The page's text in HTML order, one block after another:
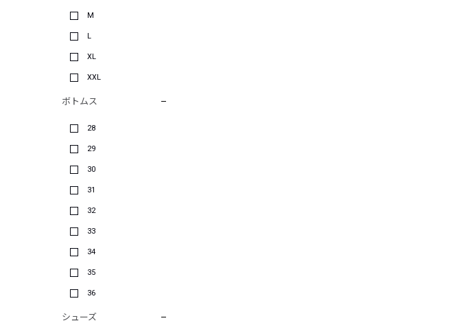
M
L
XL
XXL
ボトムス
28
29
30
31
32
33
34
35
36
シューズ